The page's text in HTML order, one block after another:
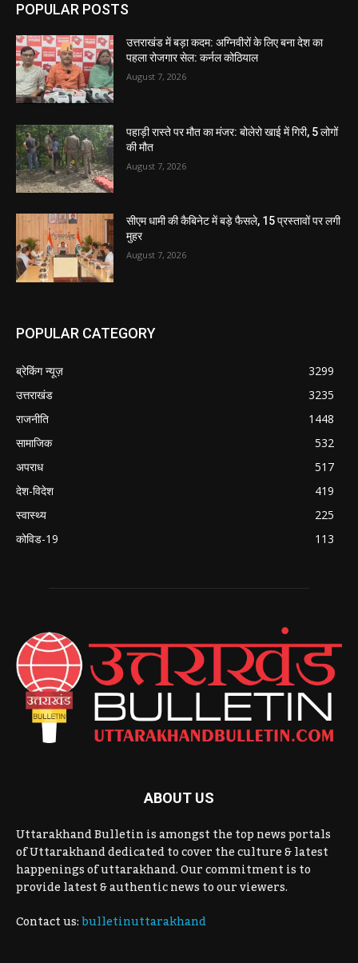
POPULAR POSTS
उत्तराखंड में बड़ा कदम: अग्निवीरों के लिए बना देश का
पहला रोजगार सेल: कर्नल कोठियाल
August 7, 2026
पहाड़ी रास्ते पर मौत का मंजर: बोलेरो खाई में गिरी, 5 लोगों
की मौत
August 7, 2026
सीएम धामी की कैबिनेट में बड़े फैसले, 15 प्रस्तावों पर लगी
मुहर
August 7, 2026
POPULAR CATEGORY
ब्रेकिंग न्यूज़
3299
उत्तराखंड
3235
राजनीति
1448
सामाजिक
532
अपराध
517
देश-विदेश
419
स्वास्थ्य
225
कोविड-19
113
ABOUT US
Uttarakhand Bulletin is amongst the top news portals
of Uttarakhand dedicated to cover the culture & latest
happenings of uttarakhand. Our commitment is to
provide latest & authentic news to our viewers.
Contact us:bulletinuttarakhand